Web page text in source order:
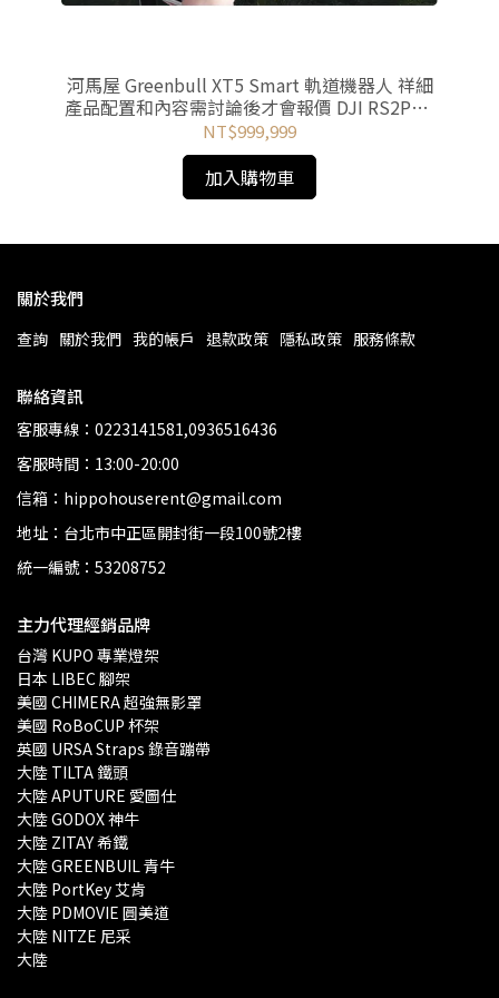
河馬屋 Greenbull XT5 Smart 軌道機器人 祥細
產品配置和內容需討論後才會報價 DJI RS2PRO
RS3PRO RS4PRO
NT$999,999
加入購物車
關於我們
查詢 關於我們 我的帳戶 退款政策 隱私政策 服務條款
聯絡資訊
客服專線：0223141581,0936516436
客服時間：13:00-20:00
信箱：hippohouserent@gmail.com
地址：台北市中正區開封街一段100號2樓
統一編號：53208752
主力代理經銷品牌
台灣 KUPO 專業燈架
日本 LIBEC 腳架
美國 CHIMERA 超強無影罩
美國 RoBoCUP 杯架
英國 URSA Straps 錄音蹦帶
大陸 TILTA 鐵頭
大陸 APUTURE 愛圖仕
大陸 GODOX 神牛
大陸 ZITAY 希鐵
大陸 GREENBUIL 青牛
大陸 PortKey 艾肯
大陸 PDMOVIE 圓美道
大陸 NITZE 尼采
大陸